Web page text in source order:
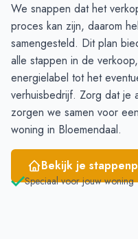
Maart
17
April
29
Mei
31
Juni
32
We snappen dat het
proces kan zijn, daarom
samengesteld. Dit plan
alle stappen in de
energielabel tot het
verhuisbedrijf. Zorg dat je
zorgen we samen voor
woning in Bloemendaal.
Bekijk je
Speciaal voor jouw woning